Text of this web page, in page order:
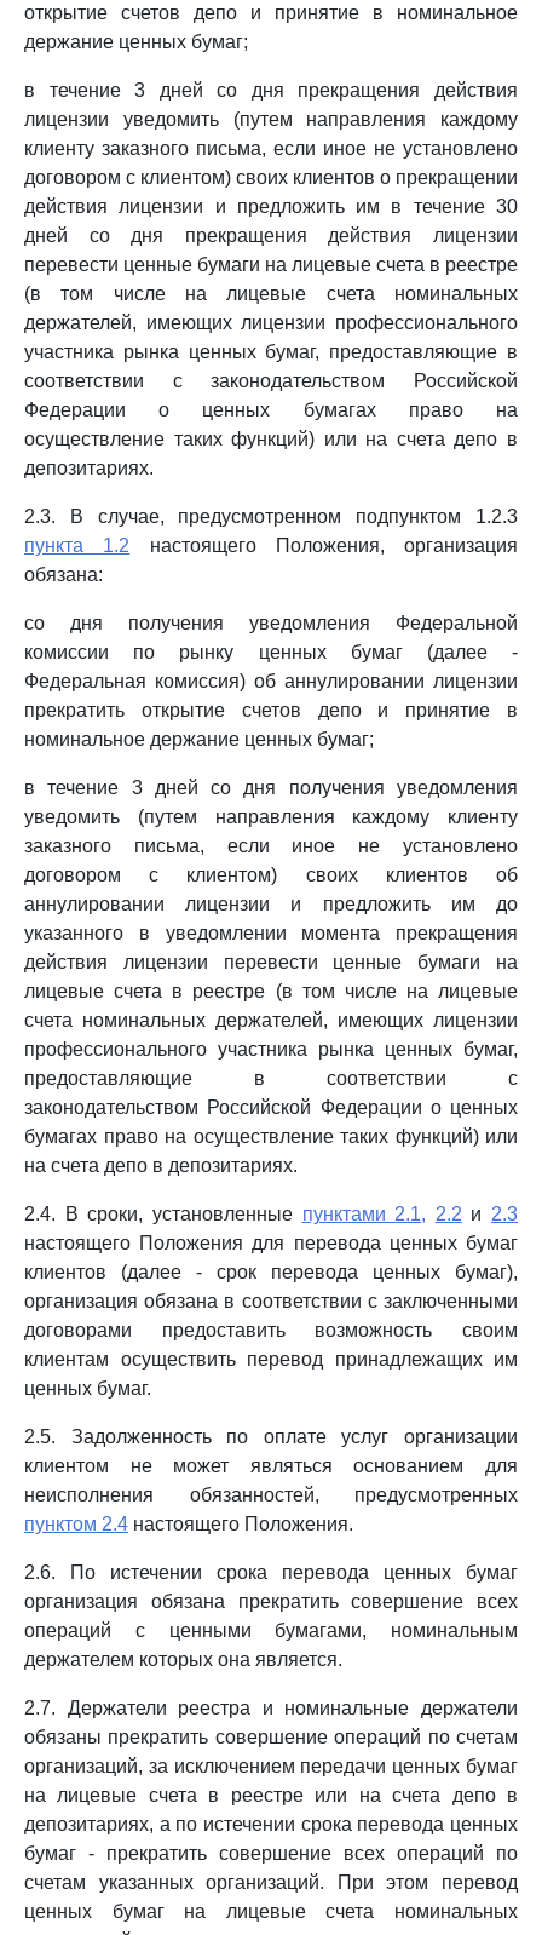
открытие счетов депо и принятие в номинальное
держание ценных бумаг;
в течение 3 дней со дня прекращения действия
лицензии уведомить (путем направления каждому
клиенту заказного письма, если иное не установлено
договором с клиентом) своих клиентов о прекращении
действия лицензии и предложить им в течение 30
дней со дня прекращения действия лицензии
перевести ценные бумаги на лицевые счета в реестре
(в том числе на лицевые счета номинальных
держателей, имеющих лицензии профессионального
участника рынка ценных бумаг, предоставляющие в
соответствии с законодательством Российской
Федерации о ценных бумагах право на
осуществление таких функций) или на счета депо в
депозитариях.
2.3. В случае, предусмотренном подпунктом 1.2.3
пункта 1.2 настоящего Положения, организация
обязана:
со дня получения уведомления Федеральной
комиссии по рынку ценных бумаг (далее -
Федеральная комиссия) об аннулировании лицензии
прекратить открытие счетов депо и принятие в
номинальное держание ценных бумаг;
в течение 3 дней со дня получения уведомления
уведомить (путем направления каждому клиенту
заказного письма, если иное не установлено
договором с клиентом) своих клиентов об
аннулировании лицензии и предложить им до
указанного в уведомлении момента прекращения
действия лицензии перевести ценные бумаги на
лицевые счета в реестре (в том числе на лицевые
счета номинальных держателей, имеющих лицензии
профессионального участника рынка ценных бумаг,
предоставляющие в соответствии с
законодательством Российской Федерации о ценных
бумагах право на осуществление таких функций) или
на счета депо в депозитариях.
2.4. В сроки, установленные пунктами 2.1, 2.2 и 2.3
настоящего Положения для перевода ценных бумаг
клиентов (далее - срок перевода ценных бумаг),
организация обязана в соответствии с заключенными
договорами предоставить возможность своим
клиентам осуществить перевод принадлежащих им
ценных бумаг.
2.5. Задолженность по оплате услуг организации
клиентом не может являться основанием для
неисполнения обязанностей, предусмотренных
пунктом 2.4 настоящего Положения.
2.6. По истечении срока перевода ценных бумаг
организация обязана прекратить совершение всех
операций с ценными бумагами, номинальным
держателем которых она является.
2.7. Держатели реестра и номинальные держатели
обязаны прекратить совершение операций по счетам
организаций, за исключением передачи ценных бумаг
на лицевые счета в реестре или на счета депо в
депозитариях, а по истечении срока перевода ценных
бумаг - прекратить совершение всех операций по
счетам указанных организаций. При этом перевод
ценных бумаг на лицевые счета номинальных